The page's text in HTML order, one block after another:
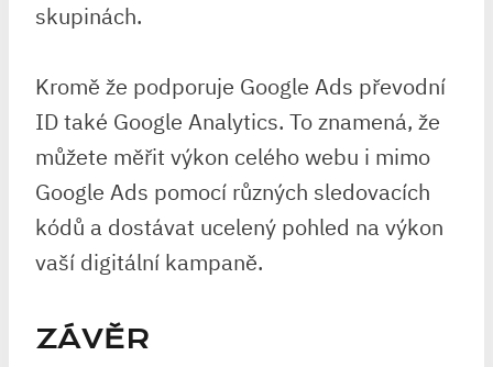
skupinách.
Kromě že podporuje Google Ads převodní
ID také Google Analytics. To znamená, že
můžete měřit výkon celého webu i mimo
Google Ads pomocí různých sledovacích
kódů a dostávat ucelený pohled na výkon
vaší digitální kampaně.
ZÁVĚR